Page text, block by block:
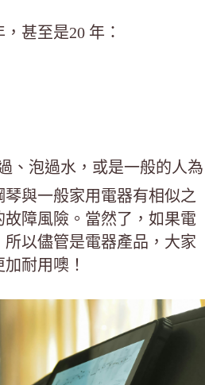
甚至是20 年：
、泡過水，或是一般的人為
與一般家用電器有相似之
障風險。當然了，如果電
以儘管是電器產品，大家
耐用噢！